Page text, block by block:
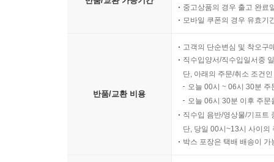
중고상품의 경우 출고 완료
모바일 쿠폰의 경우 유효기
반품/교환 비용
고객의 단순변심 및 착오구
직수입양서/직수입일서중
단, 아래의 주문/취소 조건
오늘 00시 ~ 06시 30분
오늘 06시 30분 이후 주
직수입 음반/영상물/기프트
단, 당일 00시~13시 사이의
박스 포장은 택배 배송이